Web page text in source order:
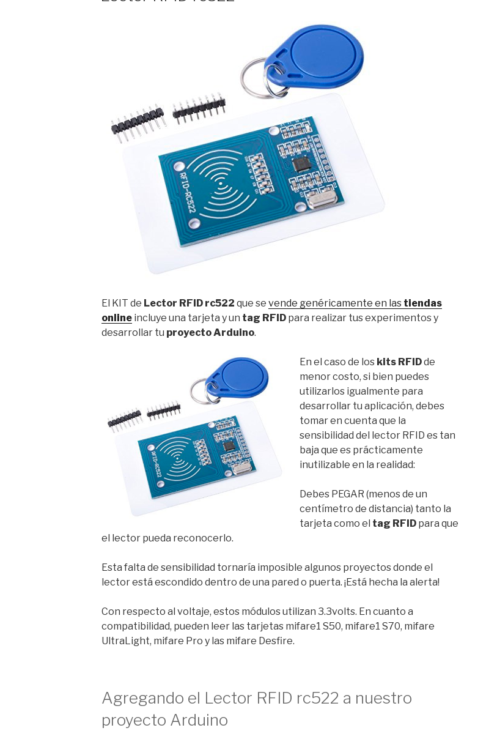
El KIT de Lector RFID rc522 que sevende genéricamente en las tiendas
online incluye una tarjeta y un tag RFID para realizar tus experimentos y
desarrollar tu proyecto Arduino.
En el caso de los kits RFIDde
menor costo, si bien puedes
utilizarlos igualmente para
desarrollar tu aplicación, debes
tomar en cuenta que la
sensibilidad del lector RFID es tan
baja que es prácticamente
inutilizable en la realidad:
Debes PEGAR (menos de un
centímetro de distancia) tanto la
tarjeta como el tag RFID para que
el lector pueda reconocerlo.
Esta falta de sensibilidad tornaría imposible algunos proyectos donde el
lector está escondido dentro de una pared o puerta. ¡Está hecha la alerta!
Con respecto al voltaje, estos módulos utilizan 3.3volts. En cuanto a
compatibilidad, pueden leer las tarjetas mifare1 S50, mifare1 S70, mifare
UltraLight, mifare Pro y las mifare Desfire.
Agregando el Lector RFID rc522 a nuestro
proyecto Arduino